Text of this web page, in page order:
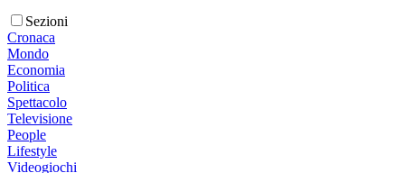
Sezioni
Cronaca
Mondo
Economia
Politica
Spettacolo
Televisione
People
Lifestyle
Videogiochi